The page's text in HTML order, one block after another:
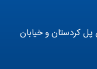
پل کردستان و خیابان